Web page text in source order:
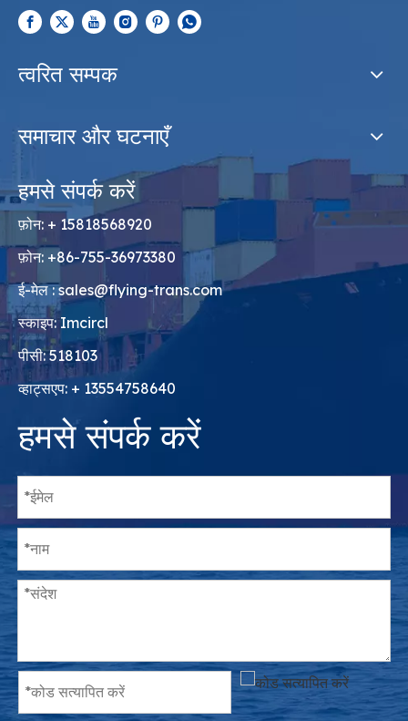
त्वरित सम्पक
समाचार और घटनाएँ
हमसे संपर्क करें
फ़ोन: + 15818568920
फ़ोन: +86-755-36973380
ई-मेल :sales@flying-trans.com
स्काइप: Imcircl
पीसी: 518103
व्हाट्सएप: + 13554758640
हमसे संपर्क करें